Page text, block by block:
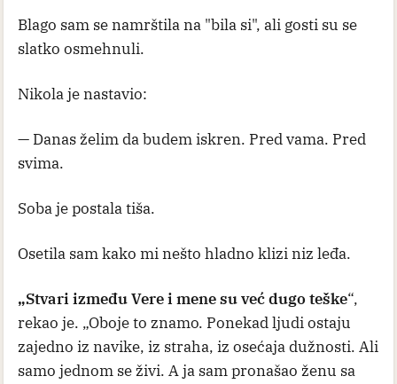
Blago sam se namrštila na "bila si", ali gosti su se
slatko osmehnuli.
Nikola je nastavio:
— Danas želim da budem iskren. Pred vama. Pred
svima.
Soba je postala tiša.
Osetila sam kako mi nešto hladno klizi niz leđa.
„Stvari između Vere i mene su već dugo teške“,
rekao je. „Oboje to znamo. Ponekad ljudi ostaju
zajedno iz navike, iz straha, iz osećaja dužnosti. Ali
samo jednom se živi. A ja sam pronašao ženu sa